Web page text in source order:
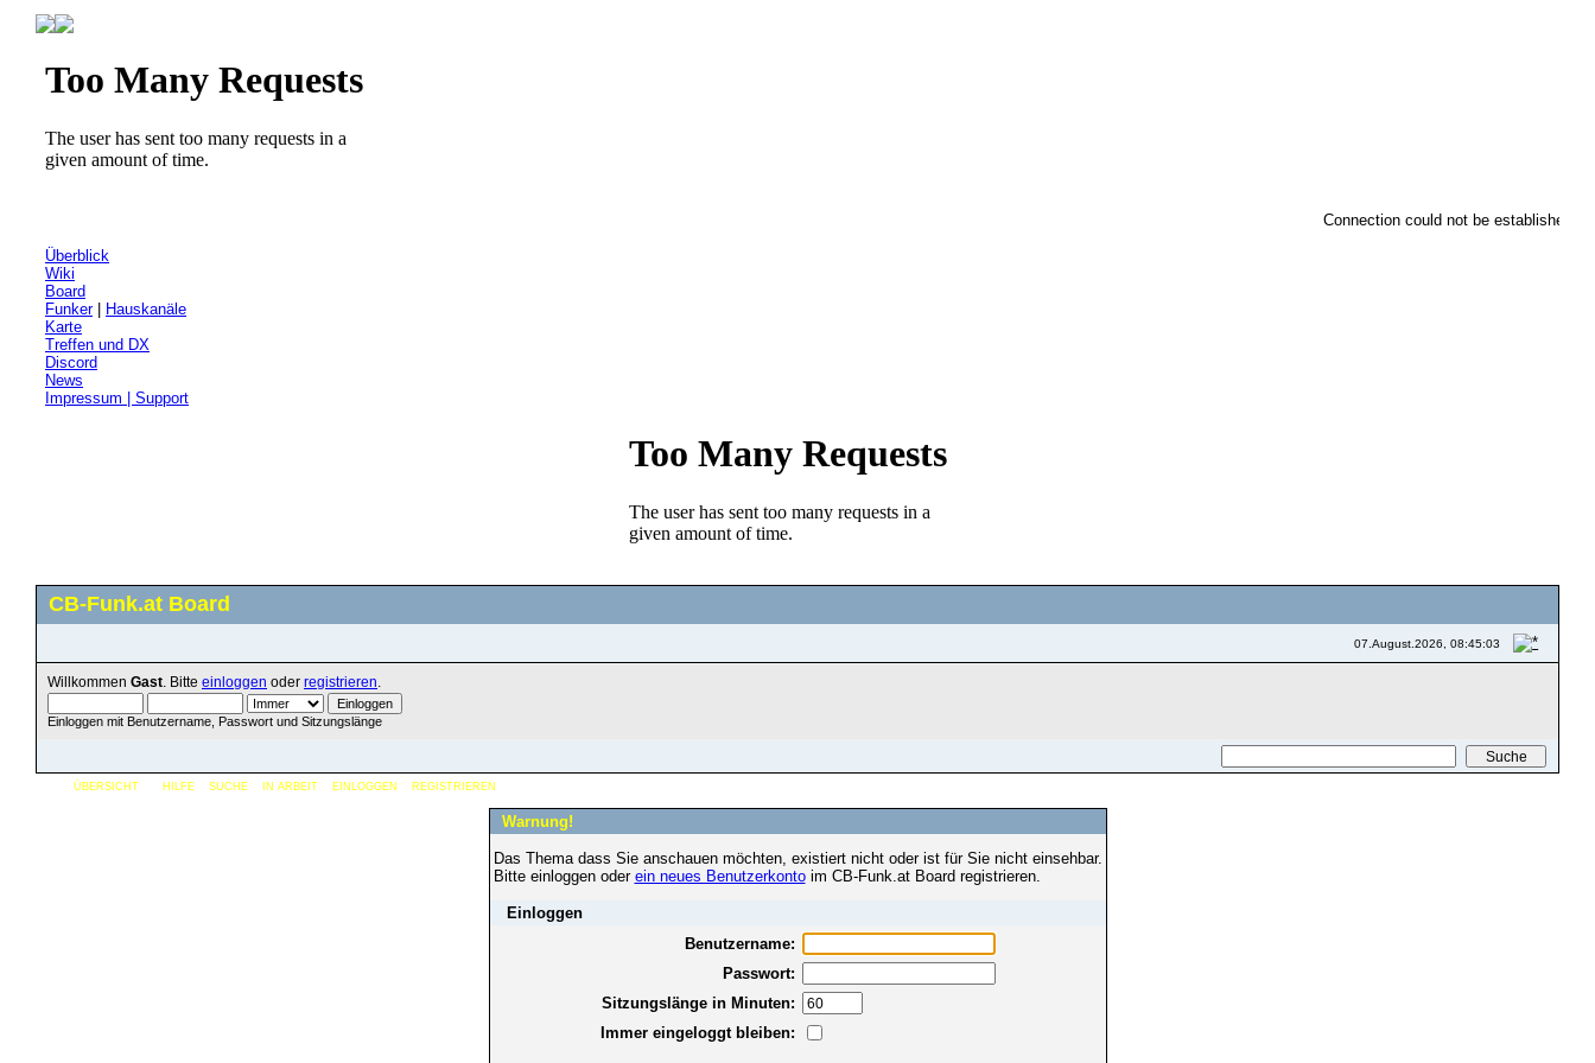
Connection could not be established.
Überblick
Wiki
Board
Funker|
Hauskanäle
Karte
Treffen und DX
Discord
News
Impressum | Support
CB-Funk.at Board
07.August.2026, 08:45:03
Willkommen Gast . Bitte einloggen oder registrieren
Einloggen mit Benutzername, Passwort und Sitzungslänge
ÜBERSICHT HILFE SUCHE IN ARBEIT EINLOGGEN REGISTRIEREN
Warnung!
Das Thema dass Sie anschauen möchten, existiert nicht oder ist für Sie nicht einsehbar.
Bitte einloggen oder ein neues Benutzerkontoim CB-Funk.at Board registrieren.
Einloggen
Benutzername:
Passwort:
Sitzungslänge in Minuten:
Immer eingeloggt bleiben: